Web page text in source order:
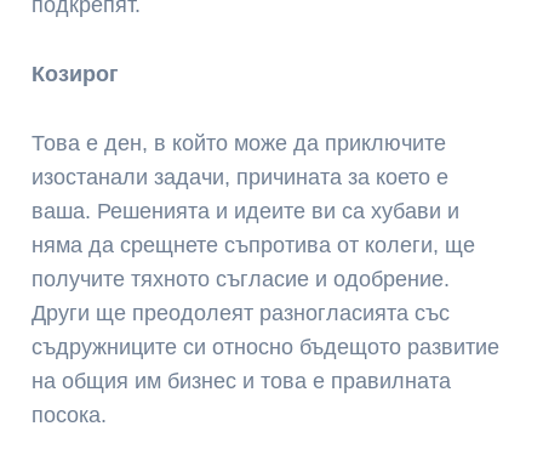
подкрепят.
Козирог
Това е ден, в който може да приключите
изостанали задачи, причината за което е
ваша. Решенията и идеите ви са хубави и
няма да срещнете съпротива от колеги, ще
получите тяхното съгласие и одобрение.
Други ще преодолеят разногласията със
съдружниците си относно бъдещото развитие
на общия им бизнес и това е правилната
посока.